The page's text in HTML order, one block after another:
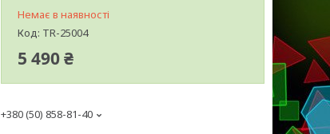
Немає в наявності
Код: TR-25004
5 490 ₴
+380 (50) 858-81-40